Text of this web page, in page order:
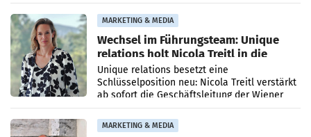
MARKETING & MEDIA
Wechsel im Führungsteam: Unique
relations holt Nicola Treitl in die
Geschäftsleitung
Unique relations besetzt eine
Schlüsselposition neu: Nicola Treitl verstärkt
ab sofort die Geschäftsleitung der Wiener
PR-Agentur an der Seite von Josef Kalina und
Anna Kalina-Mahr.
MARKETING & MEDIA